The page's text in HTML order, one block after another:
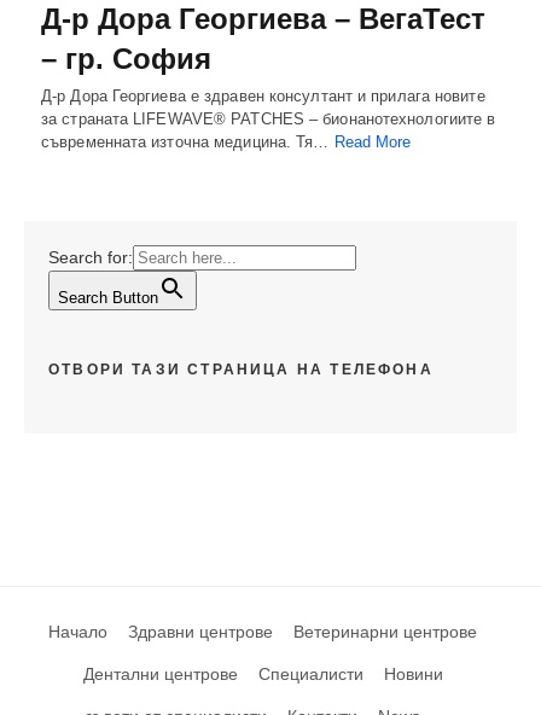
Д-р Дора Георгиева – ВегаТест
– гр. София
Д-р Дора Георгиева е здравен консултант и прилага новите
за страната LIFEWAVE® PATCHES – бионанотехнологиите в
съвременната източна медицина. Тя… Read More
Search for:
Search Button
ОТВОРИ ТАЗИ СТРАНИЦА НА ТЕЛЕФОНА
Начало Здравни центрове Ветеринарни центрове
Дентални центрове Специалисти Новини